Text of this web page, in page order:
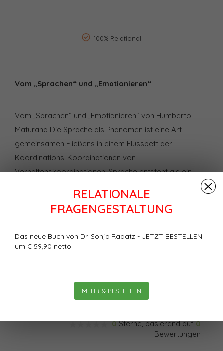
RELATIONALE
FRAGENGESTALTUNG
Das neue Buch von Dr. Sonja Radatz - JETZT BESTELLEN
um € 59,90 netto
MEHR & BESTELLEN
100% Relational
Vom „Sprachen“ und „Emotionieren“
Vom „Sprachen“ und „Emotionieren“ von Humberto
Maturana Die Sprache als Phänomen ist eine Art
gemeinsamen Fließens in einem Flussbett der
Koordinations-Koordinationen von
Verhaltenskoordinationen. Sprache entsteht als ein
übereinstimmendes Verhalten, es entsteht im Leben als
Merkmal dieses gemeinsamen Lebens im Rahmen des
Lebens, das jemand lebt. Damit streite ich nicht ab,
teilzuhaben. Was ich aber sagen will, ist, dass das
Interaktionen im gemeinsamen Lebensfluss.
0Sterne, basierend auf0
Bewertungen